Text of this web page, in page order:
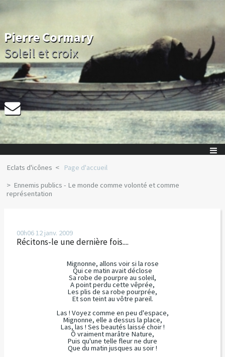
Pierre Cormary
Soleil et croix
Eclats d'icônes
Page d'accueil
Ennemis publics - Le monde comme volonté et comme
représentation
00h0612 janv. 2009
Récitons-le une dernière fois....
Mignonne, allons voir si la rose
Qui ce matin avait déclose
Sa robe de pourpre au soleil,
A point perdu cette vêprée,
Les plis de sa robe pourprée,
Et son teint au vôtre pareil.
Las ! Voyez comme en peu d'espace,
Mignonne, elle a dessus la place,
Las, las ! Ses beautés laissé choir !
Ô vraiment marâtre Nature,
Puis qu'une telle fleur ne dure
Que du matin jusques au soir !